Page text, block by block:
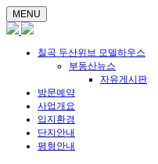
MENU
칠곡 두산위브 모델하우스
부동산뉴스
자유게시판
방문예약
사업개요
입지환경
단지안내
평형안내